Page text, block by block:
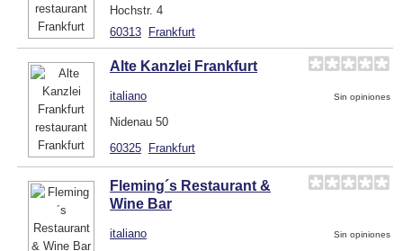
Hochstr. 4
60313 Frankfurt
Alte Kanzlei Frankfurt
italiano Sin opiniones
Nidenau 50
60325 Frankfurt
Fleming´s Restaurant &
Wine Bar
italiano Sin opiniones